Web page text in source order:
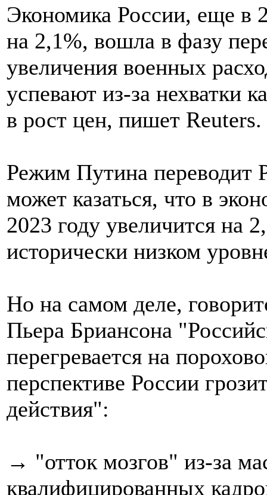
Экономика России, еще в
на 2,1%, вошла в фазу
увеличения военных
успевают из-за нехватки
в рост цен, пишет Reuters.
Режим Путина переводит
может казаться, что в
2023 году увеличится на
исторически низком
Но на самом деле,
Пьера Бриансона
перегревается на
перспективе России
действия":
→ "отток мозгов" из-за
квалифицированных